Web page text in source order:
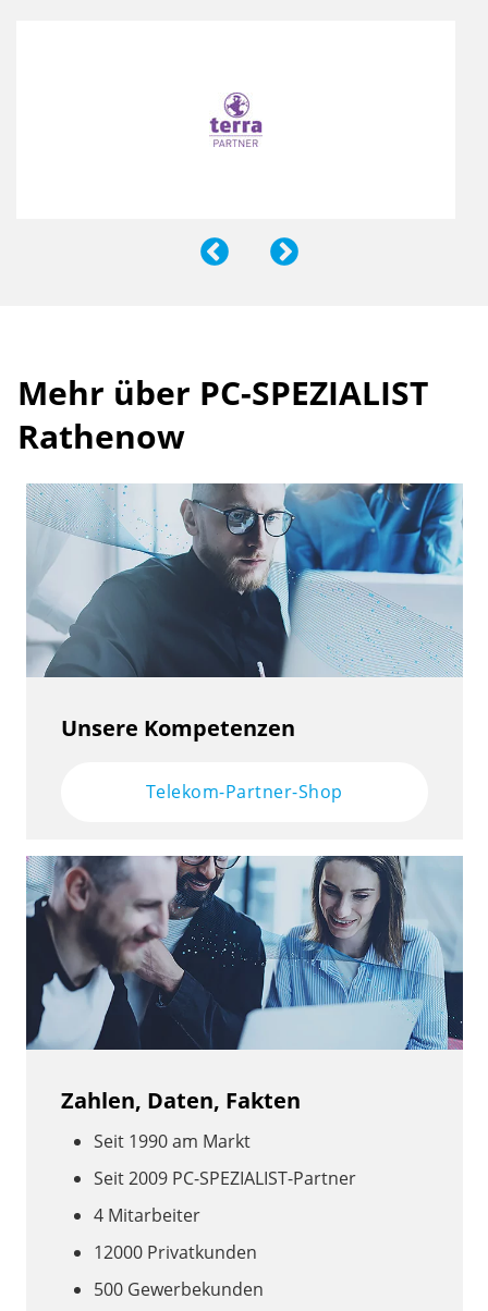
Mehr über PC-SPEZIALIST
Rathenow
Unsere Kompetenzen
Telekom-Partner-Shop
Zahlen, Daten, Fakten
Seit 1990 am Markt
Seit 2009 PC-SPEZIALIST-Partner
4 Mitarbeiter
12000 Privatkunden
500 Gewerbekunden